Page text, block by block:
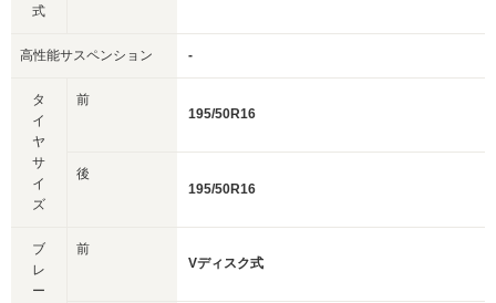
式
高性能サスペンション -
タ
イ
ヤ
サ
イ
ズ
前
195/50R16
後
195/50R16
ブ
レ
ー
前
Vディスク式